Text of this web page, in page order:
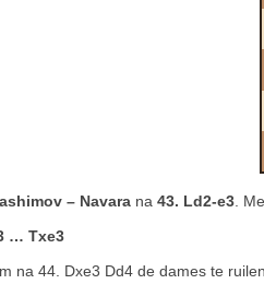
– Navara na 43. Ld2-e3 .
… Txe3
na 44. Dxe3 Dd4 de dames te